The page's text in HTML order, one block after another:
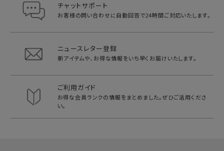
チャットサポート
お客様の問い合わせに自動回答で24時間ご対応いたします。
ニュースレター登録
新アイテムや、お得な情報をいち早く お届けいたします。
ご利用ガイド
お得な会員ランクの情報をまとめました。ぜひご活用くださ
い。